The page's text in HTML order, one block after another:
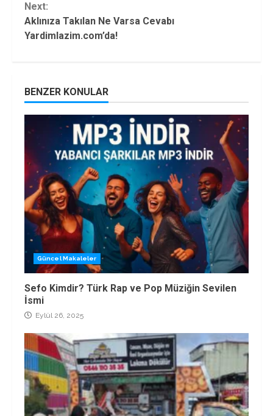
Next:
Aklınıza Takılan Ne Varsa Cevabı
Yardimlazim.com’da!
BENZER KONULAR
Güncel Makaleler
Sefo Kimdir? Türk Rap ve Pop Müziğin Sevilen
İsmi
Eylül 26, 2025